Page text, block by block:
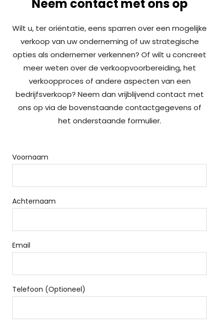
Neem contact met ons op
Wilt u, ter oriëntatie, eens sparren over een mogelijke
verkoop van uw onderneming of uw strategische
opties als ondernemer verkennen? Of wilt u concreet
meer weten over de verkoopvoorbereiding, het
verkoopproces of andere aspecten van een
bedrijfsverkoop? Neem dan vrijblijvend contact met
ons op via de bovenstaande contactgegevens of
het onderstaande formulier.
Voornaam
Achternaam
Email
Telefoon (Optioneel)